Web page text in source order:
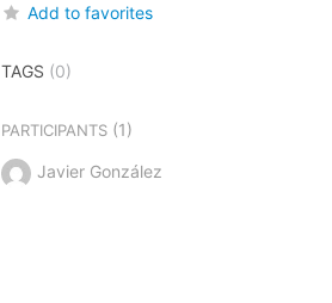
Add to favorites
TAGS (0)
PARTICIPANTS(1)
Javier González